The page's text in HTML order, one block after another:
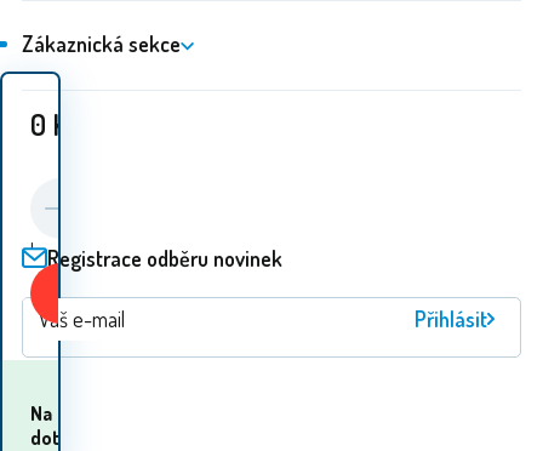
0 Kč
ks
Koupit
Na
dotaz
Zákaznická sekce
Registrace odběru novinek
Přihlásit